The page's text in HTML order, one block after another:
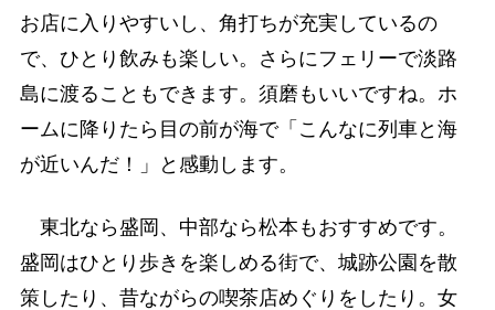
お店に入りやすいし、角打ちが充実しているの
で、ひとり飲みも楽しい。さらにフェリーで淡路
島に渡ることもできます。須磨もいいですね。ホ
ームに降りたら目の前が海で「こんなに列車と海
が近いんだ！」と感動します。
東北なら盛岡、中部なら松本もおすすめです。
盛岡はひとり歩きを楽しめる街で、城跡公園を散
策したり、昔ながらの喫茶店めぐりをしたり。女